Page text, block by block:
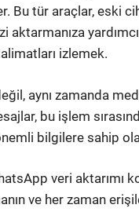
tür araçlar, eski
izlemek.
aynı zamanda
bu işlem
bilgilere sahip
veri aktarımı
ve her zaman